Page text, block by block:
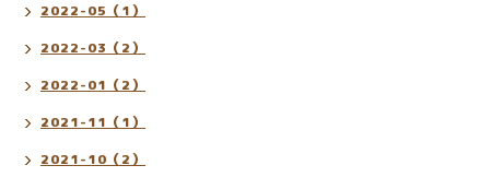
2022-05（1）
2022-03（2）
2022-01（2）
2021-11（1）
2021-10（2）